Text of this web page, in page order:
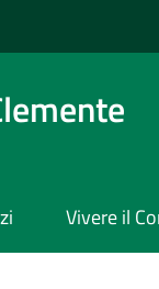
Vivere il